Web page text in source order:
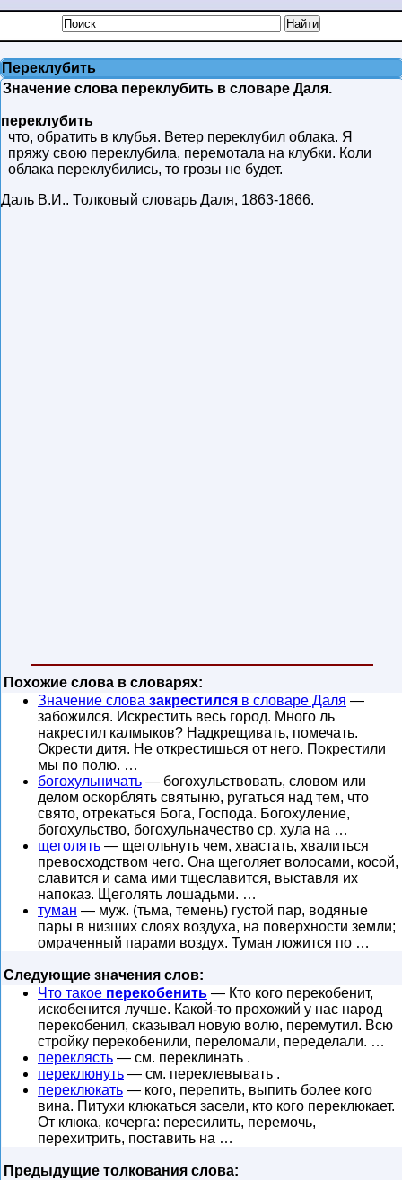
Переклубить
Значение слова переклубить в словаре Даля.
переклубить
что, обратить в клубья. Ветер переклубил облака. Я
пряжу свою переклубила, перемотала на клубки. Коли
облака переклубились, то грозы не будет.
Даль В.И.. Толковый словарь Даля, 1863-1866.
Похожие слова в словарях:
Значение слова закрестился в словаре Даля —
забожился. Искрестить весь город. Много ль
накрестил калмыков? Надкрещивать, помечать.
Окрести дитя. Не открестишься от него. Покрестили
мы по полю. …
богохульничать — богохульствовать, словом или
делом оскорблять святыню, ругаться над тем, что
свято, отрекаться Бога, Господа. Богохуление,
богохульство, богохульначество ср. хула на …
щеголять — щегольнуть чем, хвастать, хвалиться
превосходством чего. Она щеголяет волосами, косой,
славится и сама ими тщеславится, выставля их
напоказ. Щеголять лошадьми. …
туман — муж. (тьма, темень) густой пар, водяные
пары в низших слоях воздуха, на поверхности земли;
омраченный парами воздух. Туман ложится по …
Следующие значения слов:
Что такое перекобенить — Кто кого перекобенит,
искобенится лучше. Какой-то прохожий у нас народ
перекобенил, сказывал новую волю, перемутил. Всю
стройку перекобенили, переломали, переделали. …
переклясть — см. переклинать .
переклюнуть — см. переклевывать .
переклюкать — кого, перепить, выпить более кого
вина. Питухи клюкаться засели, кто кого переклюкает.
От клюка, кочерга: пересилить, перемочь,
перехитрить, поставить на …
Предыдущие толкования слова: